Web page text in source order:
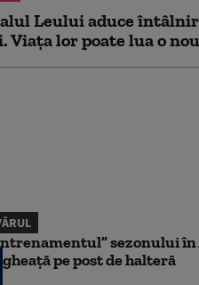
Leului aduce
Viața lor poate lua o
sezonului în
gheață pe post de halteră